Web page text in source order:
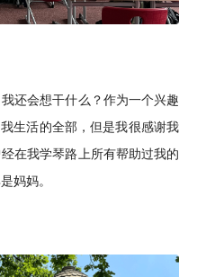
还会想干什么？作为一个兴趣
生活的全部，但是我很感谢我
在我学琴路上所有帮助过我的
妈妈。